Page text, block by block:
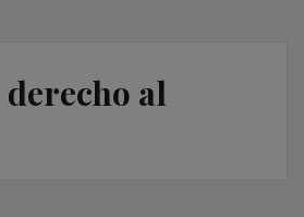
derecho al